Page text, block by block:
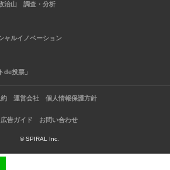
治山 調査・分析
ャルイノベーション
de投票」
運営会社 個人情報保護方針
広告ガイド お問い合わせ
© SPIRAL Inc.